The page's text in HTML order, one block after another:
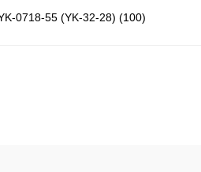
0718-55 (YK-32-28) (100)